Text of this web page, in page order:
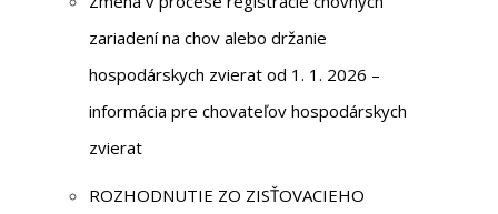
zariadení na chov alebo držanie
hospodárskych zvierat od 1. 1. 2026 –
informácia pre chovateľov hospodárskych
zvierat
ROZHODNUTIE ZO ZISŤOVACIEHO